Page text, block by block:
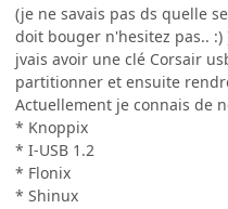
(je ne savais pas ds quelle
doit bouger n'hesitez pas.. :)
jvais avoir une clé Corsair
partitionner et ensuite
Actuellement je connais de
* Knoppix
* I-USB 1.2
* Flonix
* Shinux